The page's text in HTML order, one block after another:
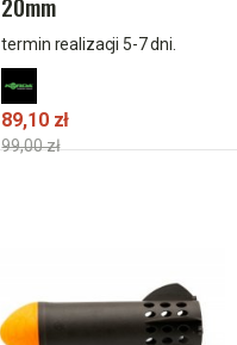
termin realizacji 5-7 dni.
89,10 zł
99,00 zł